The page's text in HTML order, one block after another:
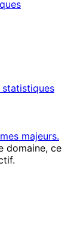
majeurs.
domaine, ce